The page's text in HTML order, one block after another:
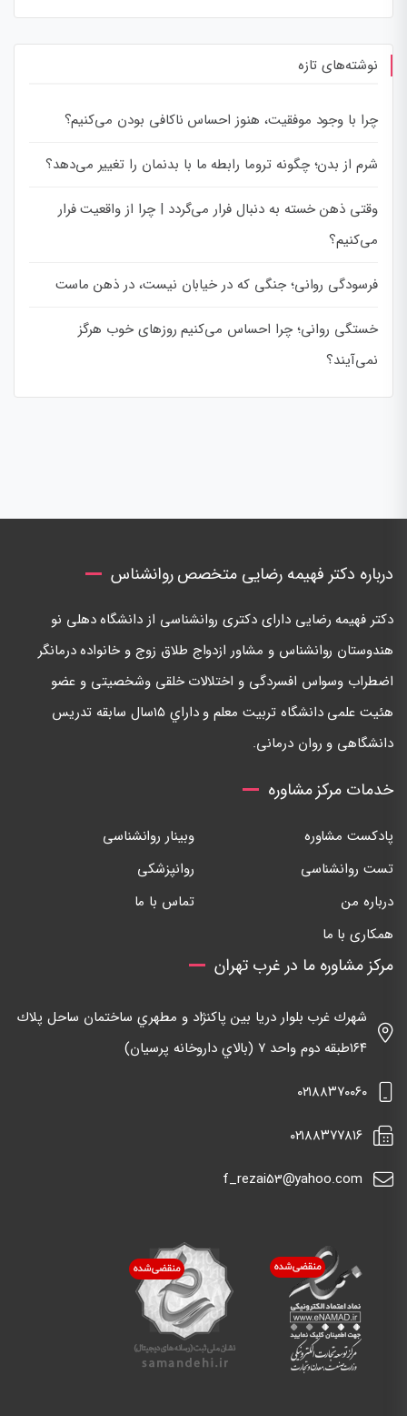
نوشته‌های تازه
چرا با وجود موفقیت، هنوز احساس ناکافی بودن می‌کنیم؟
شرم از بدن؛ چگونه تروما رابطه ما با بدنمان را تغییر می‌دهد؟
وقتی ذهن خسته به دنبال فرار می‌گردد | چرا از واقعیت فرار
می‌کنیم؟
فرسودگی روانی؛ جنگی که در خیابان نیست، در ذهن ماست
خستگی روانی؛ چرا احساس می‌کنیم روزهای خوب هرگز
نمی‌آیند؟
درباره دکتر فهیمه رضایی متخصص روانشناس
دكتر فهيمه رضايی دارای دكتری روانشناسی از دانشگاه دهلی نو
هندوستان روانشناس و مشاور ازدواج طلاق زوج و خانواده درمانگر
اضطراب وسواس افسردگی و اختلالات خلقی وشخصيتی و عضو
هئيت علمی دانشگاه تربيت معلم و داراي ١٥سال سابقه تدريس
دانشگاهی و روان درمانی.
خدمات مرکز مشاوره
پادکست مشاوره
وبینار روانشناسی
تست روانشناسی
روانپزشکی
درباره من
تماس با ما
همکاری با ما
مرکز مشاوره ما در غرب تهران
شهرك غرب بلوار دريا بين پاكنژاد و مطهري ساختمان ساحل پلاك
١٦٤طبقه دوم واحد ٧ (بالاي داروخانه پرسيان)
٠٢١٨٨٣٧٠٠٦٠
٠٢١٨٨٣٧٧٨١٦
f_rezai53@yahoo.com